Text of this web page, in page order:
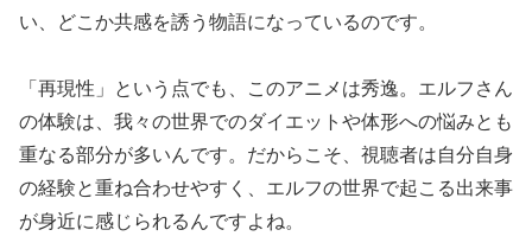
い、どこか共感を誘う物語になっているのです。
「再現性」という点でも、このアニメは秀逸。エルフさん
の体験は、我々の世界でのダイエットや体形への悩みとも
重なる部分が多いんです。だからこそ、視聴者は自分自身
の経験と重ね合わせやすく、エルフの世界で起こる出来事
が身近に感じられるんですよね。